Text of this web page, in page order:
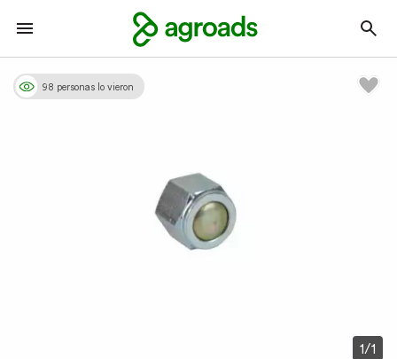
1/1
98 personas lo vieron